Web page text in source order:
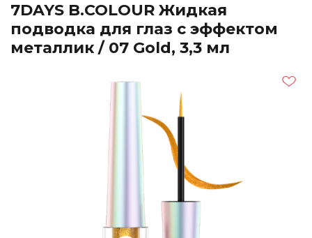
7DAYS B.COLOUR Жидкая
подводка для глаз с эффектом
металлик / 07 Gold, 3,3 мл